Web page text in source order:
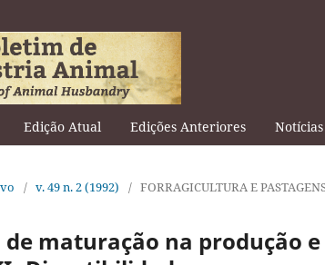
Edição Atual Edições Anteriores Notícias
/ v. 49 n. 2 (1992) / FORRAGICULTURA E
de maturação na produção